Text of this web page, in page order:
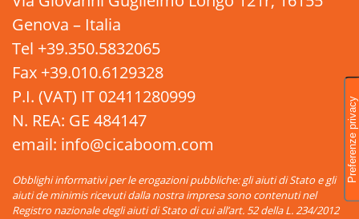
Genova – Italia
Tel +39.350.5832065
Fax +39.010.6129328
P.I. (VAT) IT 02411280999
N. REA: GE 484147
email: info@cicaboom.com
Obblighi informativi per le erogazioni pubbliche: gli aiuti di Stato e gli
aiuti de minimis ricevuti dalla nostra impresa sono contenuti nel
Registro nazionale degli aiuti di Stato di cui all’art. 52 della L. 234/2012